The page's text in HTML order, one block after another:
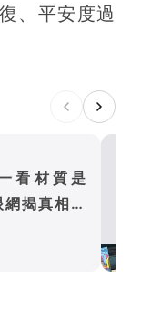
、平安度過
看材質是
揭真相：